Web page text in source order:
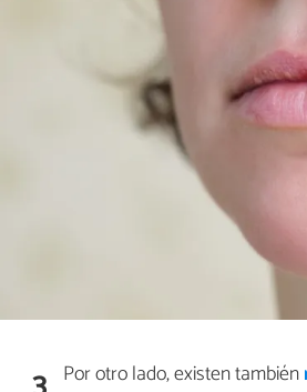
Por otro lado, existen también